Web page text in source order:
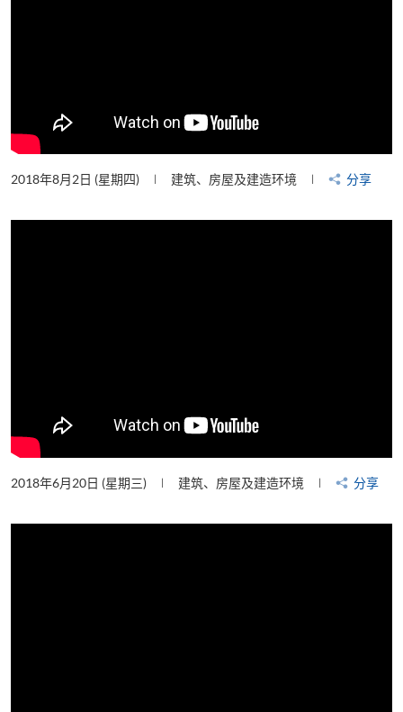
2018年8月2日 (星期四) 建筑、房屋及建造环境 分享
2018年6月20日 (星期三) 建筑、房屋及建造环境 分享